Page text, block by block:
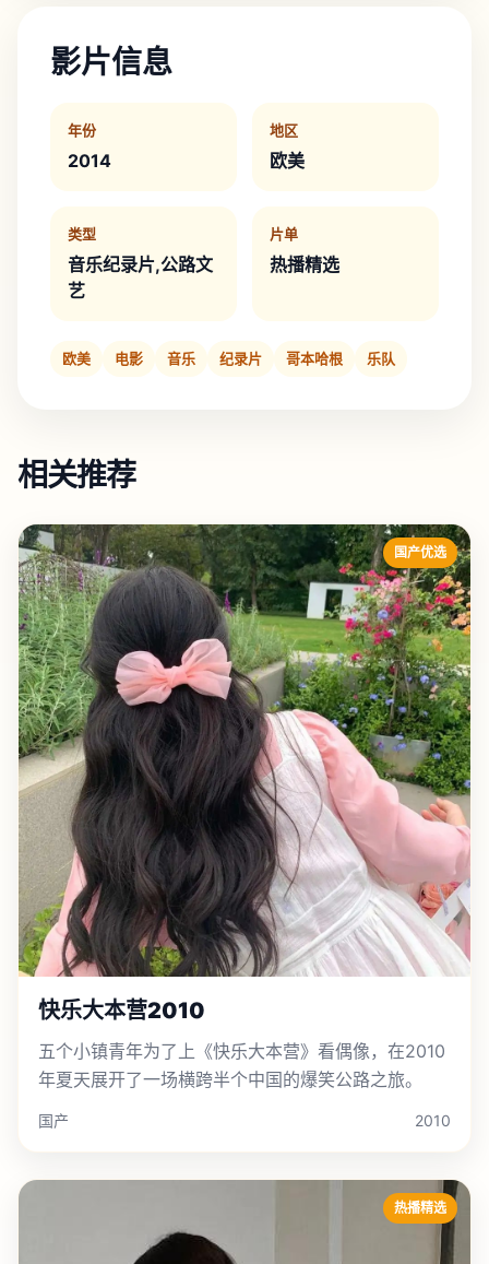
影片信息
年份
2014
地区
欧美
类型
音乐纪录片,公路文
艺
片单
热播精选
欧美 电影 音乐 纪录片 哥本哈根 乐队
相关推荐
国产优选
快乐大本营2010
五个小镇青年为了上《快乐大本营》看偶像，在2010
年夏天展开了一场横跨半个中国的爆笑公路之旅。
国产 2010
热播精选